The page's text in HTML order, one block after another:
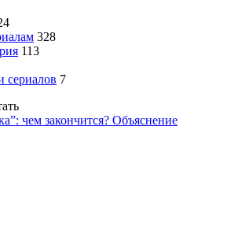
328
113
сериалов 7
чем закончится? Объяснение